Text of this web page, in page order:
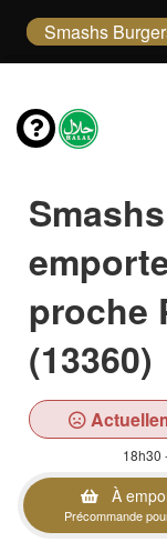
Smashs
proche
(13360)
18h30
À
Précommande